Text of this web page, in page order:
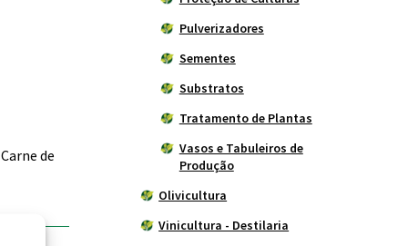
de
Pulverizadores
Sementes
Substratos
Tratamento de Plantas
Vasos e Tabuleiros de
Produção
Olivicultura
Vinicultura - Destilaria